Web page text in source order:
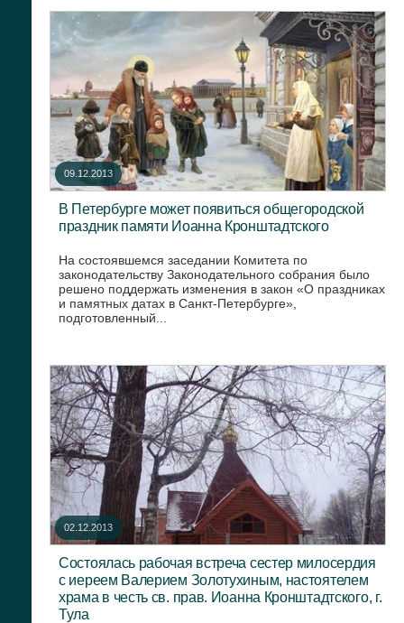
09.12.2013
В Петербурге может появиться общегородской
праздник памяти Иоанна Кронштадтского
На состоявшемся заседании Комитета по
законодательству Законодательного собрания было
решено поддержать изменения в закон «О праздниках
и памятных датах в Санкт-Петербурге»,
подготовленный...
02.12.2013
Состоялась рабочая встреча сестер милосердия
с иереем Валерием Золотухиным, настоятелем
храма в честь св. прав. Иоанна Кронштадтского, г.
Тула